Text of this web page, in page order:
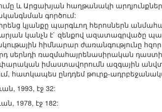
և Արցախյան հաղթանակի
գործում:
կյանքը պարգևող հերոսներն
կանչն է` զենքով ազատագրվածը
հիմնարար ժառանգությունը
ռազմահայրենասիրական
իմաստավորումն ազգային
հատկապես ընդդեմ թուրք-
1993, էջ 32:
1978, էջ 182: